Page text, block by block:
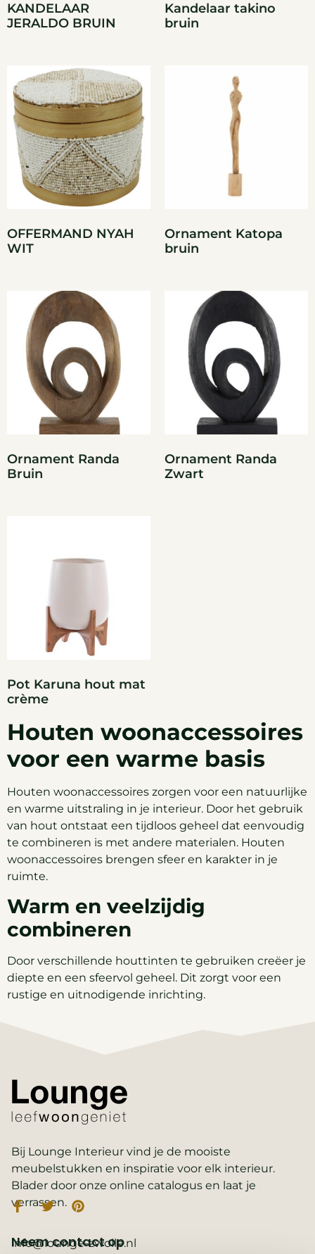
KANDELAAR
JERALDO BRUIN
Kandelaar takino
bruin
OFFERMAND NYAH
WIT
Ornament Katopa
bruin
Ornament Randa
Bruin
Ornament Randa
Zwart
Pot Karuna hout mat
crème
Houten woonaccessoires
voor een warme basis
Houten woonaccessoires zorgen voor een natuurlijke
en warme uitstraling in je interieur. Door het gebruik
van hout ontstaat een tijdloos geheel dat eenvoudig
te combineren is met andere materialen. Houten
woonaccessoires brengen sfeer en karakter in je
ruimte.
Warm en veelzijdig
combineren
Door verschillende houttinten te gebruiken creëer je
diepte en een sfeervol geheel. Dit zorgt voor een
rustige en uitnodigende inrichting.
Bij Lounge Interieur vind je de mooiste
meubelstukken en inspiratie voor elk interieur.
Blader door onze online catalogus en laat je
verrassen.
Neem contact op
info@lounge-zwolle.nl